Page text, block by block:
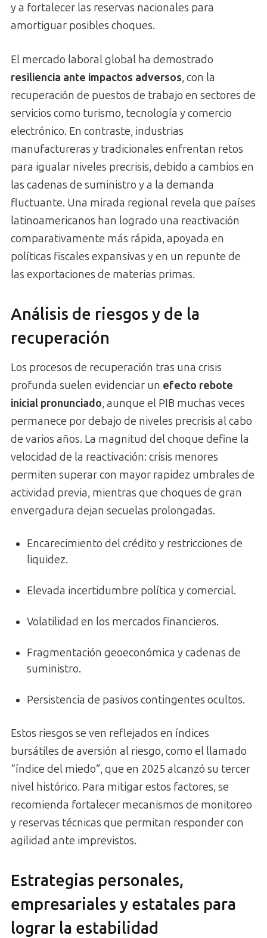
y a fortalecer las reservas nacionales para
amortiguar posibles choques.
El mercado laboral global ha demostrado
resiliencia ante impactos adversos, con la
recuperación de puestos de trabajo en sectores de
servicios como turismo, tecnología y comercio
electrónico. En contraste, industrias
manufactureras y tradicionales enfrentan retos
para igualar niveles precrisis, debido a cambios en
las cadenas de suministro y a la demanda
fluctuante. Una mirada regional revela que países
latinoamericanos han logrado una reactivación
comparativamente más rápida, apoyada en
políticas fiscales expansivas y en un repunte de
las exportaciones de materias primas.
Análisis de riesgos y de la
recuperación
Los procesos de recuperación tras una crisis
profunda suelen evidenciar un efecto rebote
inicial pronunciado, aunque el PIB muchas veces
permanece por debajo de niveles precrisis al cabo
de varios años. La magnitud del choque define la
velocidad de la reactivación: crisis menores
permiten superar con mayor rapidez umbrales de
actividad previa, mientras que choques de gran
envergadura dejan secuelas prolongadas.
Encarecimiento del crédito y restricciones de
liquidez.
Elevada incertidumbre política y comercial.
Volatilidad en los mercados financieros.
Fragmentación geoeconómica y cadenas de
suministro.
Persistencia de pasivos contingentes ocultos.
Estos riesgos se ven reflejados en índices
bursátiles de aversión al riesgo, como el llamado
“índice del miedo”, que en 2025 alcanzó su tercer
nivel histórico. Para mitigar estos factores, se
recomienda fortalecer mecanismos de monitoreo
y reservas técnicas que permitan responder con
agilidad ante imprevistos.
Estrategias personales,
empresariales y estatales para
lograr la estabilidad